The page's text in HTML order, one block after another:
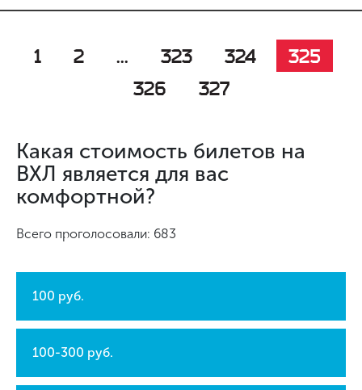
1 2 ... 323 324
325
326
327
Какая стоимость билетов на
ВХЛ является для вас
комфортной?
Всего проголосовали: 683
100 руб.
100-300 руб.